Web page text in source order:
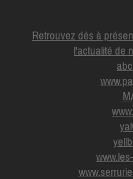
Retrouvez dès à
l'actualité de